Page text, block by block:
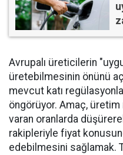
Avrupalı üreticilerin
üretebilmesinin önünü
mevcut katı
öngörüyor. Amaç, üretim
varan oranlarda
rakipleriyle fiyat
edebilmesini sağlamak.